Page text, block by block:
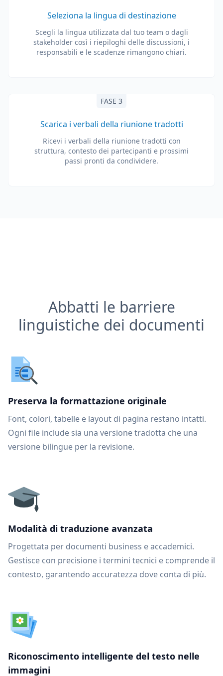
Seleziona la lingua di destinazione
Scegli la lingua utilizzata dal tuo team o dagli
stakeholder così i riepiloghi delle discussioni, i
responsabili e le scadenze rimangono chiari.
FASE 3
Scarica i verbali della riunione tradotti
Ricevi i verbali della riunione tradotti con
struttura, contesto dei partecipanti e prossimi
passi pronti da condividere.
Abbatti le barriere
linguistiche dei documenti
Preserva la formattazione originale
Font, colori, tabelle e layout di pagina restano intatti.
Ogni file include sia una versione tradotta che una
versione bilingue per la revisione.
Modalità di traduzione avanzata
Progettata per documenti business e accademici.
Gestisce con precisione i termini tecnici e comprende il
contesto, garantendo accuratezza dove conta di più.
Riconoscimento intelligente del testo nelle
immagini